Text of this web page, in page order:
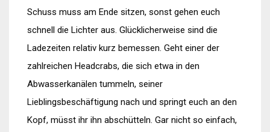
Schuss muss am Ende sitzen, sonst gehen euch
schnell die Lichter aus. Glücklicherweise sind die
Ladezeiten relativ kurz bemessen. Geht einer der
zahlreichen Headcrabs, die sich etwa in den
Abwasserkanälen tummeln, seiner
Lieblingsbeschäftigung nach und springt euch an den
Kopf, müsst ihr ihn abschütteln. Gar nicht so einfach,